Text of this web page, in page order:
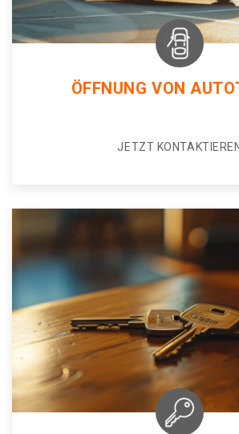
ÖFFNUNG VON
JETZT KONTAKTIEREN